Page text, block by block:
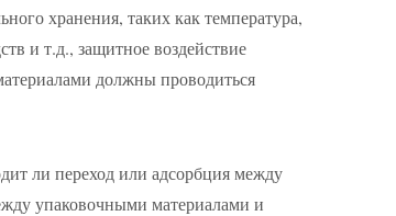
хранения, таких как температура,
и т.д., защитное воздействие
должны проводиться
ли переход или адсорбция между
упаковочными материалами и